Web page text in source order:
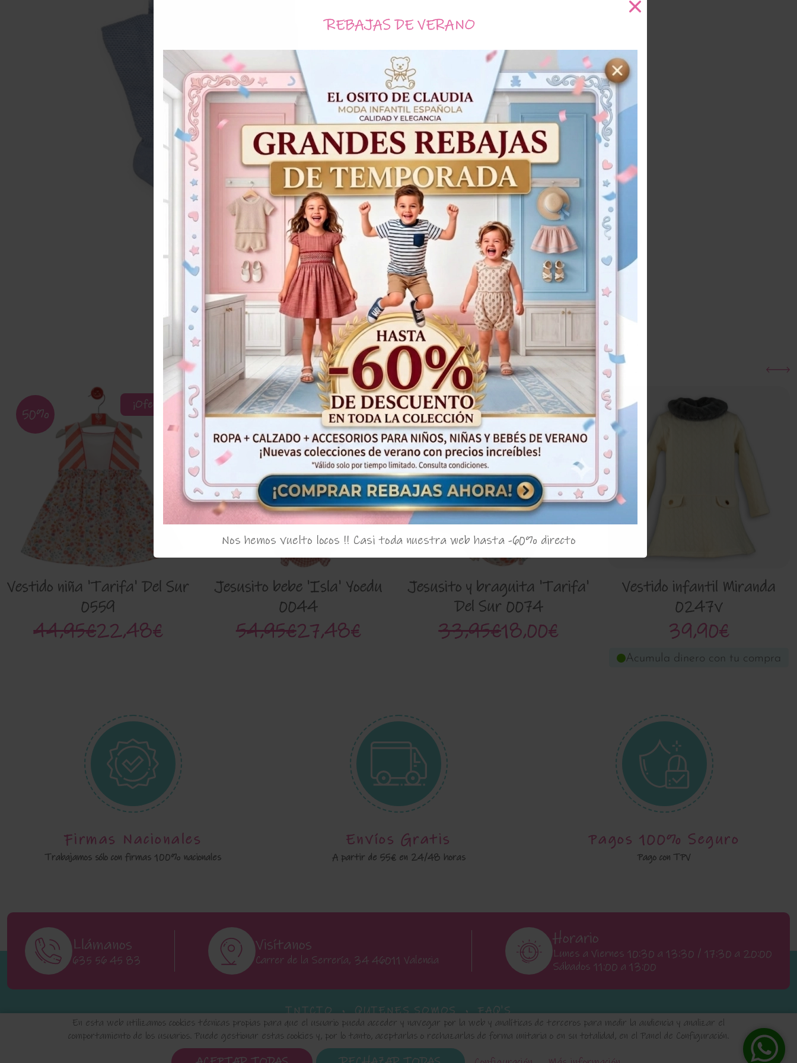
Tallas
1
Mes
3
Meses
Acumula 1,85€
36,99€ Añadir al carrito
Productos Relacionados
¡Oferta!
50%
Vestido niña 'Tarifa' Del Sur
0559
44,95€22,48€
¡Oferta!
50%
Jesusito bebe 'Isla' Yoedu
0044
54,95€27,48€
¡Oferta!
47%
Jesusito y braguita 'Tarifa'
Del Sur 0074
33,95€18,00€
Vestido infantil Miranda
0247v
39,90€
Acumula dinero con tu compra
Firmas Nacionales
Trabajamos sólo con firmas 100% nacionales
Envíos Gratis
A partir de 55€ en 24/48 horas
Pagos 100% Seguro
Pago con TPV
En esta web utilizamos cookies técnicas propias para que el usuario pueda acceder y navegar por la web y analíticas de terceros para medir la audiencia y analizar el
comportamiento de los usuarios. Puede gestionar estas cookies y, por lo tanto, aceptarlas o rechazarlas de forma unitaria o en su totalidad, en el Panel de Configuración.
Llámanos
635 56 45 83
Visítanos
Carrer de la Serrería, 34 46011 Valencia
Horario
Lunes a Viernes 10:30 a 13:30 / 17:30 a 20:00
Sábados 11:00 a 13:00
INICIO QUIENES SOMOS FAQ'S
Aviso Legal Política de Privacidad de Datos Política de Cookies Configuración de Cookies
Condiciones de uso y Devoluciones
REBAJAS DE VERANO
Nos hemos vuelto locos !! Casi toda nuestra web hasta -60% directo